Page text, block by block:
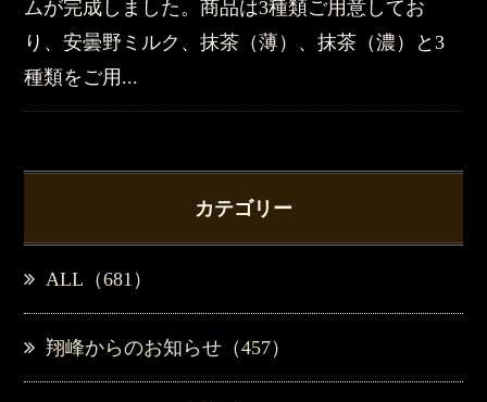
ムが完成しました。商品は3種類ご用意してお
り、安曇野ミルク、抹茶（薄）、抹茶（濃）と3
種類をご用...
カテゴリー
ALL（681）
翔峰からのお知らせ（457）